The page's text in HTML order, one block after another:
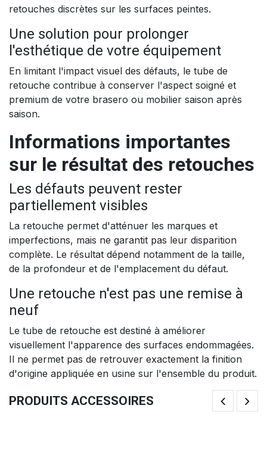
retouches discrètes sur les surfaces peintes.
Une solution pour prolonger
l'esthétique de votre équipement
En limitant l'impact visuel des défauts, le tube de
retouche contribue à conserver l'aspect soigné et
premium de votre brasero ou mobilier saison après
saison.
Informations importantes
sur le résultat des retouches
Les défauts peuvent rester
partiellement visibles
La retouche permet d'atténuer les marques et
imperfections, mais ne garantit pas leur disparition
complète. Le résultat dépend notamment de la taille,
de la profondeur et de l'emplacement du défaut.
Une retouche n'est pas une remise à
neuf
Le tube de retouche est destiné à améliorer
visuellement l'apparence des surfaces endommagées.
Il ne permet pas de retrouver exactement la finition
d'origine appliquée en usine sur l'ensemble du produit.
PRODUITS ACCESSOIRES